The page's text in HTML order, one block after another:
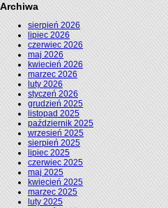
Archiwa
sierpień 2026
lipiec 2026
czerwiec 2026
maj 2026
kwiecień 2026
marzec 2026
luty 2026
styczeń 2026
grudzień 2025
listopad 2025
październik 2025
wrzesień 2025
sierpień 2025
lipiec 2025
czerwiec 2025
maj 2025
kwiecień 2025
marzec 2025
luty 2025